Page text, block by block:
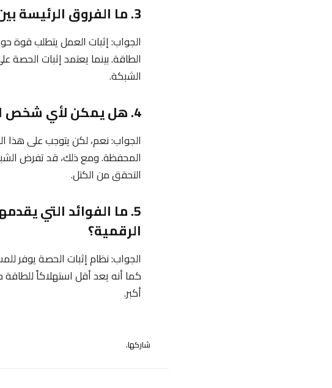
3. ما الفروق الرئيسة بين إثبات العمل (Proof of Work) وإثبات الحصة؟
الجواب: إثبات العمل يتطلب قوة
الطاقة. بينما يعتمد إثبات
الشبكة.
4. هل يمكن لأي شخص المشاركة في آلية إثبات الحصة وتوليد الكتل؟
الجواب: نعم، لكن يتوجب على
المحفظة. ومع ذلك، قد تفرض
التحقق من الكتل.
5. ما الفوائد التي
الرقمية؟
الجواب: نظام إثبات الحصة يوفر
كما أنه يعد أقل استهلاكاً
أكبر.
شاركها.